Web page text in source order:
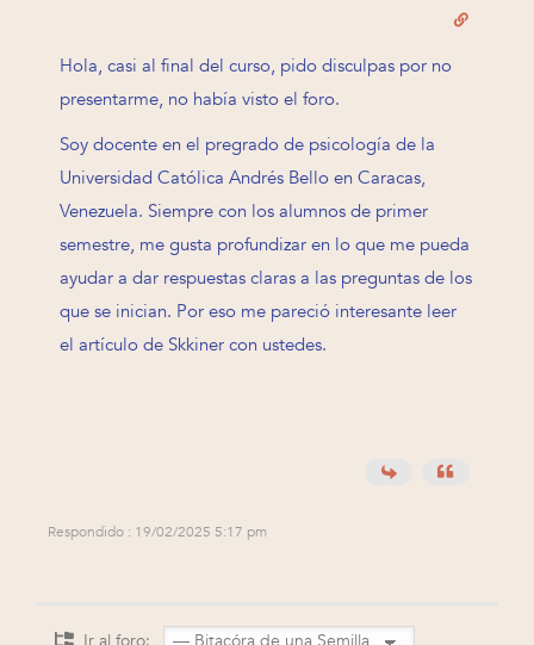
Hola, casi al final del curso, pido disculpas por no
presentarme, no había visto el foro.
Soy docente en el pregrado de psicología de la
Universidad Católica Andrés Bello en Caracas,
Venezuela. Siempre con los alumnos de primer
semestre, me gusta profundizar en lo que me pueda
ayudar a dar respuestas claras a las preguntas de los
que se inician. Por eso me pareció interesante leer
el artículo de Skkiner con ustedes.
Respondido : 19/02/2025 5:17 pm